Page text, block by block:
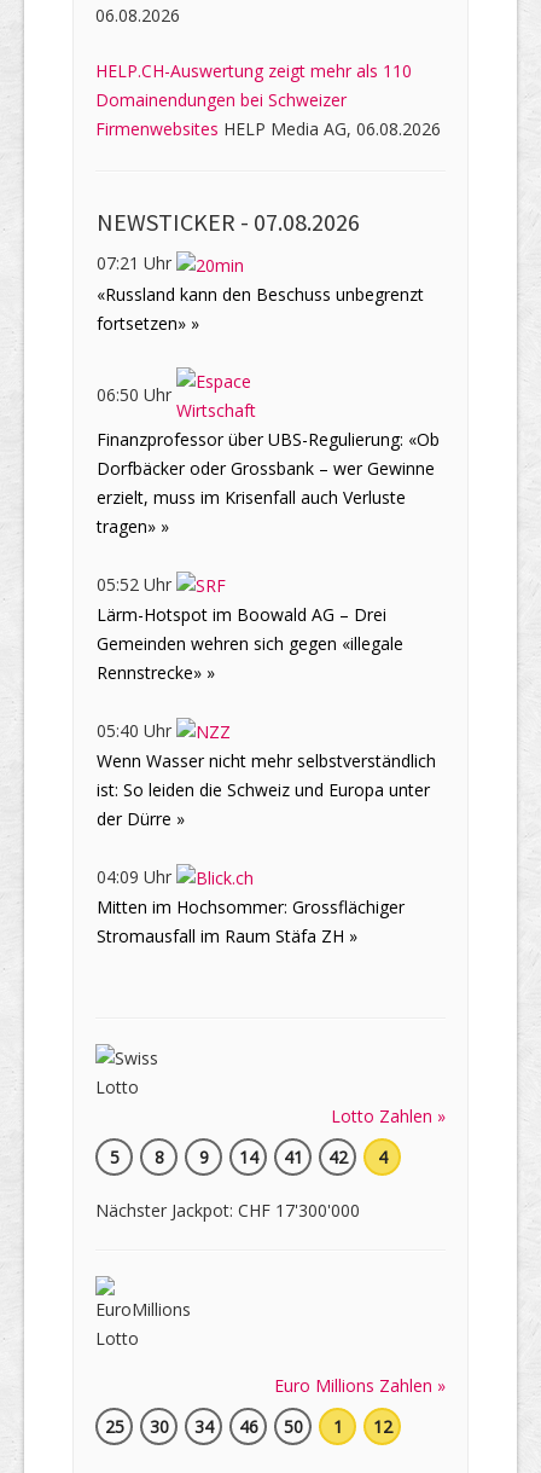
06.08.2026
HELP.CH-Auswertung zeigt mehr als 110
Domainendungen bei Schweizer
Firmenwebsites HELP Media AG, 06.08.2026
NEWSTICKER - 07.08.2026
07:21 Uhr
«Russland kann den Beschuss unbegrenzt
fortsetzen» »
06:50 Uhr
Finanzprofessor über UBS-Regulierung: «Ob
Dorfbäcker oder Grossbank – wer Gewinne
erzielt, muss im Krisenfall auch Verluste
tragen» »
05:52 Uhr
Lärm-Hotspot im Boowald AG – Drei
Gemeinden wehren sich gegen «illegale
Rennstrecke» »
05:40 Uhr
Wenn Wasser nicht mehr selbstverständlich
ist: So leiden die Schweiz und Europa unter
der Dürre »
04:09 Uhr
Mitten im Hochsommer: Grossflächiger
Stromausfall im Raum Stäfa ZH »
Lotto Zahlen »
5
8 9 14 41 42 4
Nächster Jackpot: CHF 17'300'000
Euro Millions Zahlen »
25
30 34 46 50 1 12